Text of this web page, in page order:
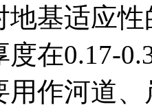
地基适应
在0.17-
用作河道